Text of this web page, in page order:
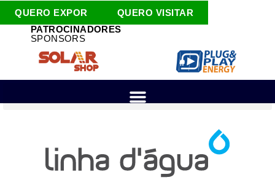
QUERO EXPOR
QUERO VISITAR
PATROCINADORES
SPONSORS